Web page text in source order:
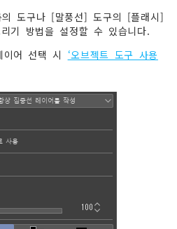
도구나 [말풍선] 도구의 [플래시]
기 방법을 설정할 수 있습니다.
어 선택 시 ‘오브젝트 도구 사용